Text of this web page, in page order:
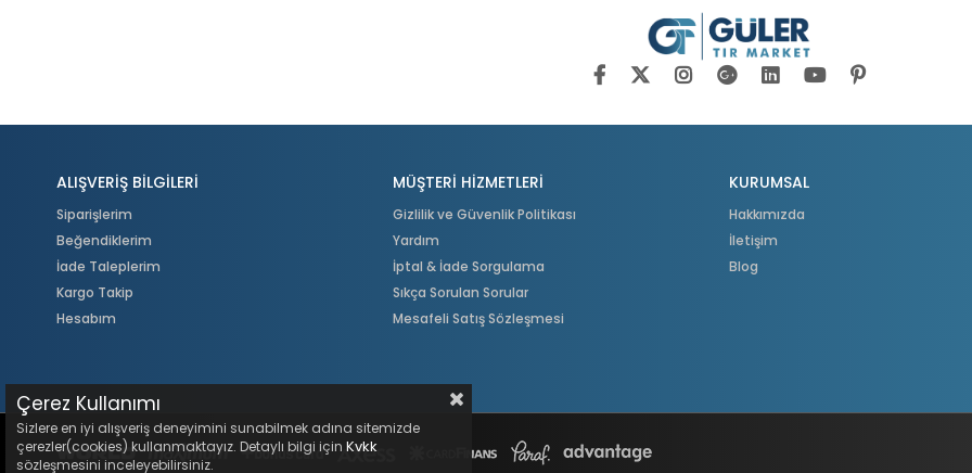
ALIŞVERİŞ BİLGİLERİ
Siparişlerim
Beğendiklerim
İade Taleplerim
Kargo Takip
Hesabım
MÜŞTERİ HİZMETLERİ
Gizlilik ve Güvenlik Politikası
Yardım
İptal & İade Sorgulama
Sıkça Sorulan Sorular
Mesafeli Satış Sözleşmesi
KURUMSAL
Hakkımızda
İletişim
Blog
Çerez Kullanımı
Sizlere en iyi alışveriş deneyimini sunabilmek adına sitemizde
çerezler(cookies) kullanmaktayız. Detaylı bilgi için Kvkk
sözleşmesini inceleyebilirsiniz.